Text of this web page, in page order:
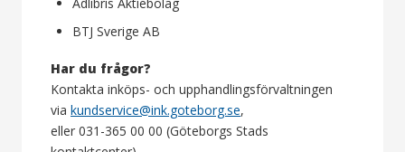
BTJ Sverige AB
Har du frågor?
Kontakta inköps- och upphandlingsförvaltningen
via kundservice@ink.goteborg.se,
eller 031-365 00 00 (Göteborgs Stads